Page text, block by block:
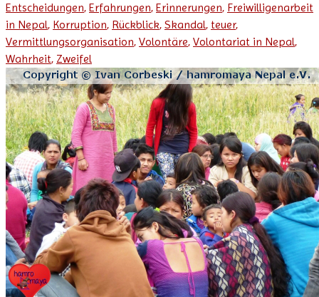
Entscheidungen, Erfahrungen, Erinnerungen, Freiwilligenarbeit
in Nepal, Korruption, Rückblick, Skandal, teuer,
Vermittlungsorganisation, Volontäre, Volontariat in Nepal,
Wahrheit, Zweifel